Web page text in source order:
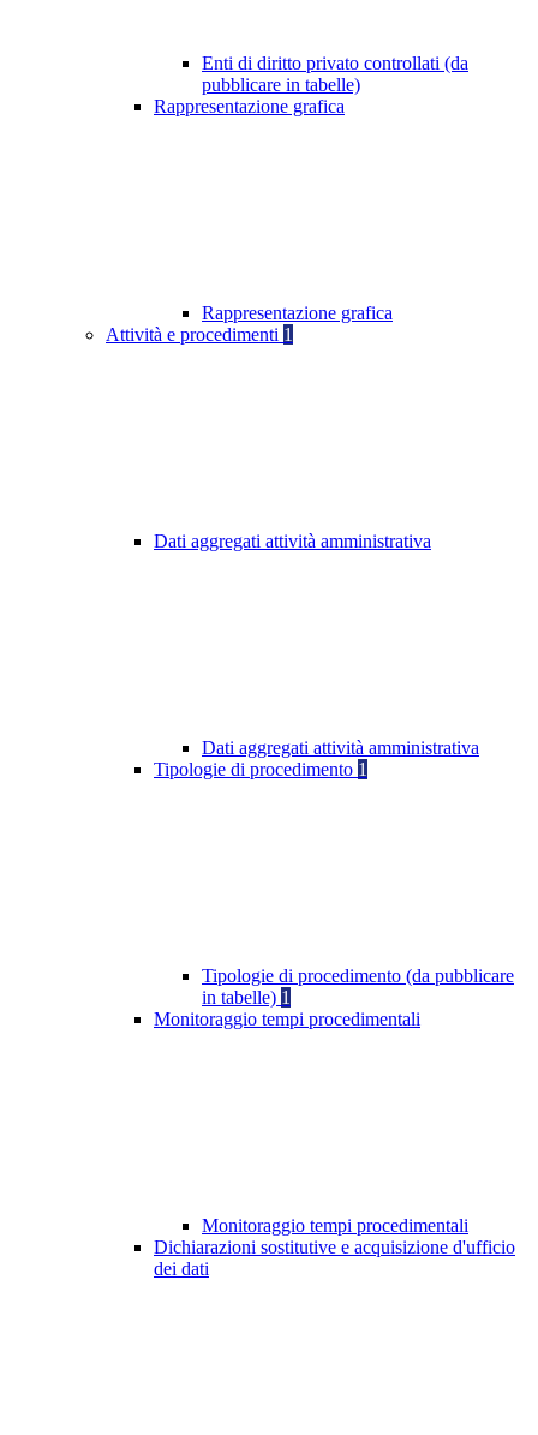
Enti di diritto privato controllati (da
pubblicare in tabelle)
Rappresentazione grafica
Rappresentazione grafica
Attività e procedimenti 1
Dati aggregati attività amministrativa
Dati aggregati attività amministrativa
Tipologie di procedimento 1
Tipologie di procedimento (da pubblicare
in tabelle) 1
Monitoraggio tempi procedimentali
Monitoraggio tempi procedimentali
Dichiarazioni sostitutive e acquisizione d'ufficio
dei dati